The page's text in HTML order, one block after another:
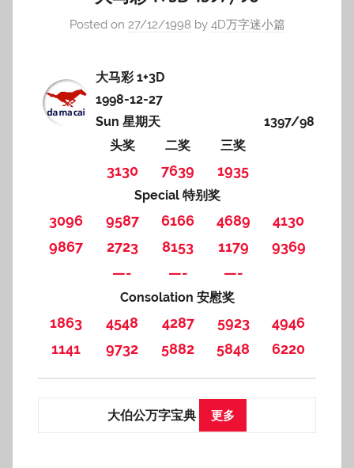
Posted on 27/12/1998 by 4D万字迷小篇
大马彩 1+3D
1998-12-27
Sun 星期天
1397/98
头奖
二奖 三奖
3130 7639 1935
Special 特别奖
3096 9587 6166 4689
4130
9867
2723 8153 1179
9369
—-
—- —-
Consolation 安慰奖
1863 4548 4287 5923
4946
1141
9732 5882 5848 6220
大伯公万字宝典 更多